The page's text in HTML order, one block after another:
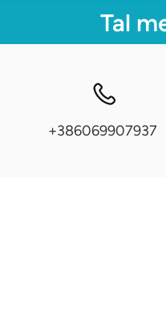
Tal
+386069907937